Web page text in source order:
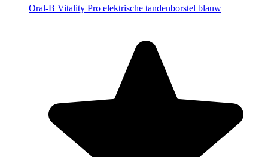
Oral-B Vitality Pro elektrische tandenborstel blauw